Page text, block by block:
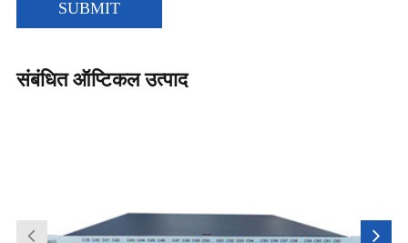
SUBMIT
संबंधित ऑप्टिकल उत्पाद